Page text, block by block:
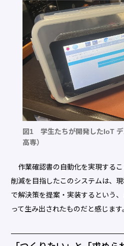
図1 学生たちが開発したIoT
高専）
作業確認書の自動化を実現する
削減を目指したこのシステムは、
で解決策を提案・実装するという
って生み出されたものだと感じます